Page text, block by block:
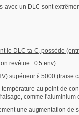
avec un DLC sont
le DLC ta-C, possède
revêtue : 0.5 env).
supérieur à 5000 (fraise
au point de
comme l'aluminium
une augmentation de